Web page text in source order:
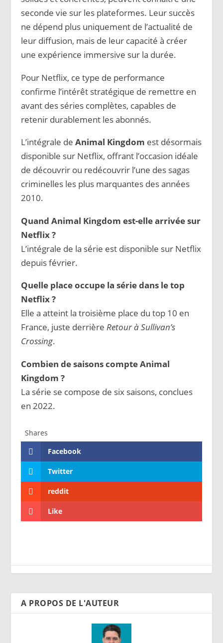
seconde vie sur les plateformes. Leur succès
ne dépend plus uniquement de l’actualité de
leur diffusion, mais de leur capacité à créer
une expérience immersive sur la durée.
Pour Netflix, ce type de performance
confirme l’intérêt stratégique de remettre en
avant des séries complètes, capables de
retenir durablement les abonnés.
L’intégrale deAnimal Kingdom est désormais
disponible sur Netflix, offrant l’occasion idéale
de découvrir ou redécouvrir l’une des sagas
criminelles les plus marquantes des années
2010.
Quand Animal Kingdom est-elle arrivée sur
Netflix ?
L’intégrale de la série est disponible sur Netflix
depuis février.
Quelle place occupe la série dans le top
Netflix ?
Elle a atteint la troisième place du top 10 en
France, juste derrièreRetour à Sullivan’s
Crossing.
Combien de saisons compte Animal
Kingdom ?
La série se compose de six saisons, conclues
en 2022.
Shares
Facebook
Twitter
reddit
Like
A PROPOS DE L'AUTEUR